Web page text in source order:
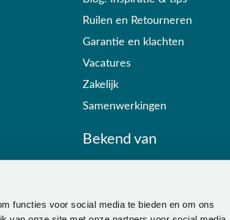
functies voor social media te bieden en om ons
Ruilen en Retourneren
Garantie en klachten
Vacatures
Zakelijk
Samenwerkingen
Bekend van